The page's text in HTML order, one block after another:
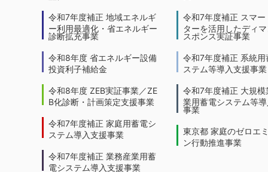
令和7年度補正 地域エネルギ
ー利用最適化・省エネルギー
診断拡充事業
令和8年度 省エネルギー設備
投資利子補給金
令和8年度 ZEB実証事業／ZE
B化診断・計画策定支援事業
令和7年度補正 家庭用蓄電シ
ステム導入支援事業
令和7年度補正 業務産業用蓄
電システム導入支援事業
令和7年度補正 スマー
ターを活用したディ
スポンス実証事業
令和7年度補正 系統用
ステム等導入支援事業
令和7年度補正 大規模
業用蓄電システム等
事業
東京都 家庭のゼロエ
ン行動推進事業